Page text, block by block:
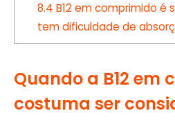
8.4 B12 em comprimido é
tem dificuldade de
Quando a B12 em
costuma ser